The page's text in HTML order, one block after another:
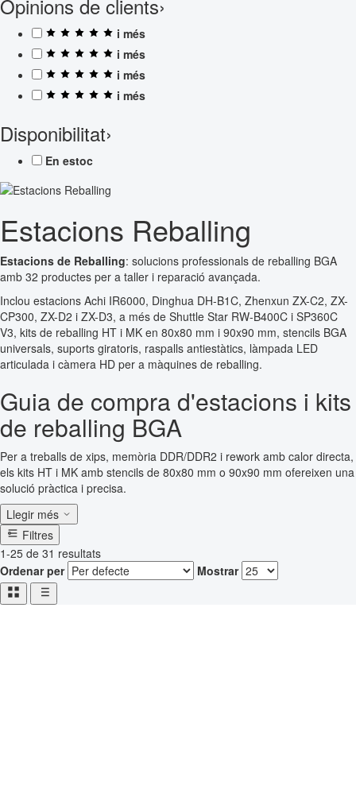
Opinions de clients›
i més
i més
i més
i més
Disponibilitat›
En estoc
Estacions Reballing
Estacions de Reballing: solucions professionals de reballing BGA
amb 32 productes per a taller i reparació avançada.
Inclou estacions Achi IR6000, Dinghua DH-B1C, Zhenxun ZX-C2, ZX-
CP300, ZX-D2 i ZX-D3, a més de Shuttle Star RW-B400C i SP360C
V3, kits de reballing HT i MK en 80x80 mm i 90x90 mm, stencils BGA
universals, suports giratoris, raspalls antiestàtics, làmpada LED
articulada i càmera HD per a màquines de reballing.
Guia de compra d'estacions i kits
de reballing BGA
Per a treballs de xips, memòria DDR/DDR2 i rework amb calor directa,
els kits HT i MK amb stencils de 80x80 mm o 90x90 mm ofereixen una
solució pràctica i precisa.
Llegir més
Filtres
1-25 de 31 resultats
Ordenar per
Mostrar